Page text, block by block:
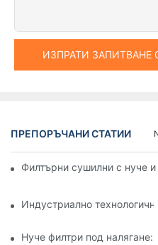
ИЗПРАТИ ЗАПИТВАНЕ
ПРЕПОРЪЧАНИ СТАТИИ
Филтърни сушилни с нуче
Индустриално
Нуче филтри под